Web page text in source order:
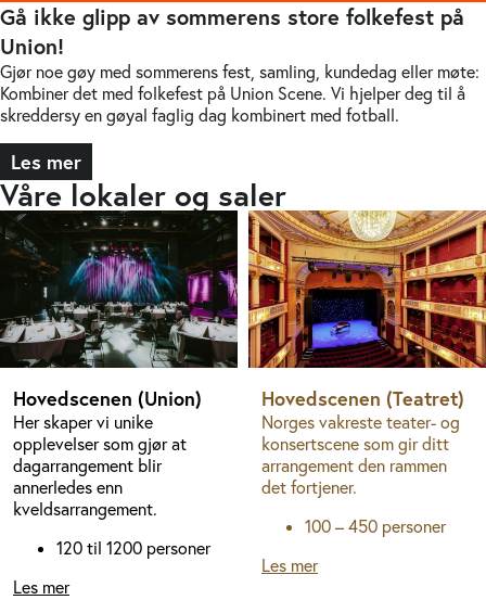
Gå ikke glipp av sommerens store folkefest på
Union!
Gjør noe gøy med sommerens fest, samling, kundedag eller møte:
Kombiner det med folkefest på Union Scene. Vi hjelper deg til å
skreddersy en gøyal faglig dag kombinert med fotball.
Les mer
Våre lokaler og saler
Hovedscenen (Union)
Her skaper vi unike
opplevelser som gjør at
dagarrangement blir
annerledes enn
kveldsarrangement.
120 til 1200 personer
Les mer
Hovedscenen (Teatret)
Norges vakreste teater- og
konsertscene som gir ditt
arrangement den rammen
det fortjener.
100 – 450 personer
Les mer